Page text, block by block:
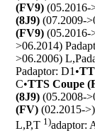
(FV9) (05.2016-
(8J9) (07.2009-
(FV9) (05.2016-
>06.2014) P
>06.2006) L,P
Padaptor: D1 •
C•TTS Coupe
(8J9) (05.2008-
(FV) (02.2015-
L,P,T 1)adaptor: